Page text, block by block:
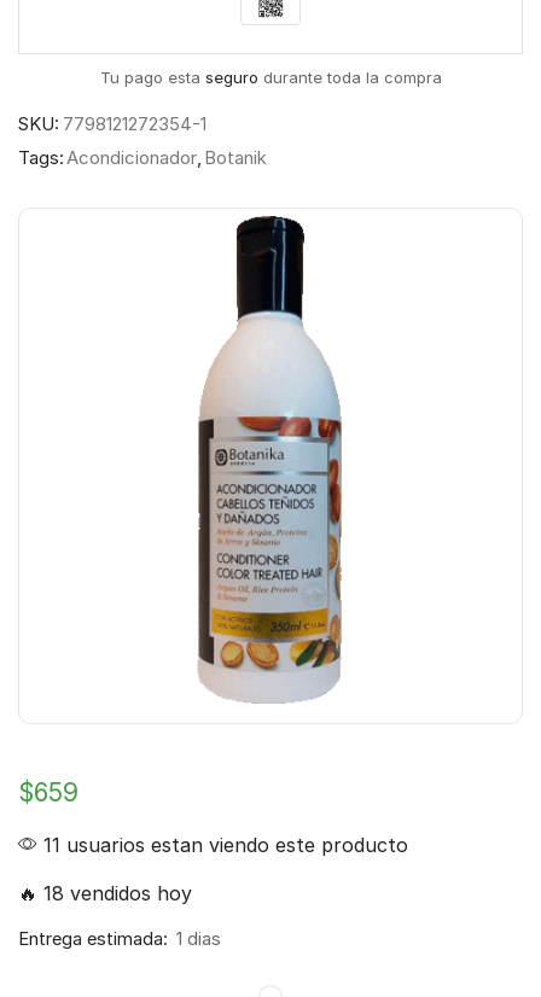
Tu pago esta seguro durante toda la compra
SKU: 7798121272354-1
Tags:Acondicionador, Botanik
$659
11 usuarios estan viendo este producto
🔥 18 vendidos hoy
Entrega estimada: 1 dias